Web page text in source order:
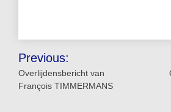
Bericht
navigatie
Previous:
Overlijdensbericht van
François TIMMERMANS